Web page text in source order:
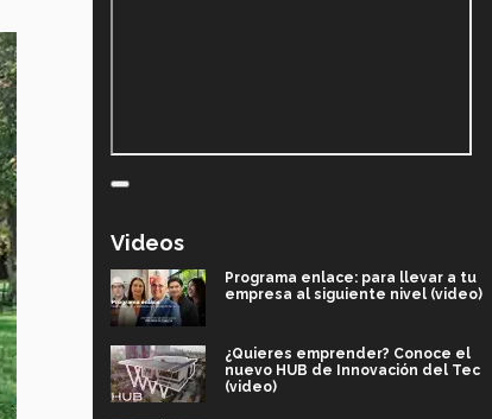
Videos
Programa enlace: para llevar a tu
empresa al siguiente nivel (video)
¿Quieres emprender? Conoce el
nuevo HUB de Innovación del Tec
(video)